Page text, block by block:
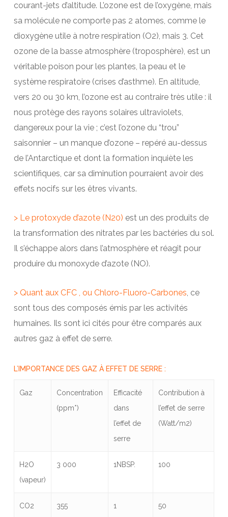
courant-jets d’altitude. L’ozone est de l’oxygène, mais
sa molécule ne comporte pas 2 atomes, comme le
dioxygène utile à notre respiration (O2), mais 3. Cet
ozone de la basse atmosphère (troposphère), est un
véritable poison pour les plantes, la peau et le
système respiratoire (crises d’asthme). En altitude,
vers 20 ou 30 km, l’ozone est au contraire très utile : il
nous protège des rayons solaires ultraviolets,
dangereux pour la vie ; c’est l’ozone du “trou”
saisonnier – un manque d’ozone – repéré au-dessus
de l’Antarctique et dont la formation inquiète les
scientifiques, car sa diminution pourraient avoir des
effets nocifs sur les êtres vivants.
> Le protoxyde d’azote (N20) est un des produits de
la transformation des nitrates par les bactéries du sol.
Il s’échappe alors dans l’atmosphère et réagit pour
produire du monoxyde d’azote (NO).
> Quant aux CFC , ou Chloro-Fluoro-Carbones, ce
sont tous des composés émis par les activités
humaines. Ils sont ici cités pour être comparés aux
autres gaz à effet de serre.
L’IMPORTANCE DES GAZ À EFFET DE SERRE :
Gaz
Concentration
(ppm*)
Efficacité
dans
l’effet de
serre
Contribution à
l’effet de serre
(Watt/m2)
H2O
(vapeur)
3 000 1NBSP. 100
CO2 355 1 50